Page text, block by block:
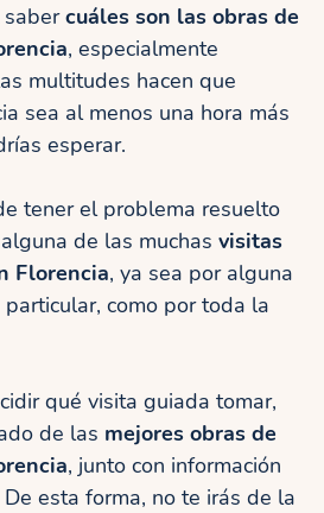
cuáles son las obras de
, especialmente
multitudes hacen que
sea al menos una hora más
esperar.
tener el problema resuelto
de las muchas visitas
Florencia, ya sea por alguna
como por toda la
qué visita guiada tomar,
de las mejores obras de
, junto con información
esta forma, no te irás de la